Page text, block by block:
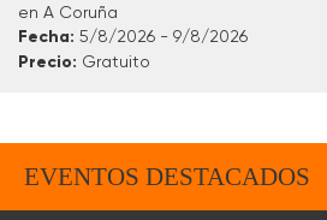
en A Coruña
Fecha: 5/8/2026 - 9/8/2026
Precio: Gratuito
EVENTOS DESTACADOS